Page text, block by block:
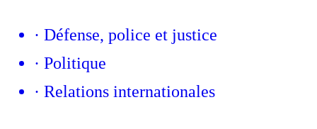
· Défense, police et justice
· Politique
· Relations internationales